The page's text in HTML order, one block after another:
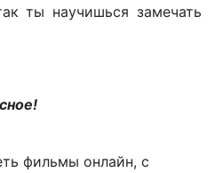
ты научишься замечать
фильмы онлайн, с